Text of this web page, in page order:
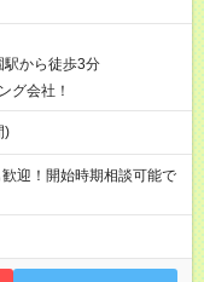
駅から徒歩3分
グ会社！
)
迎！開始時期相談可能で